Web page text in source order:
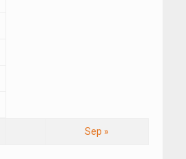
Sep »